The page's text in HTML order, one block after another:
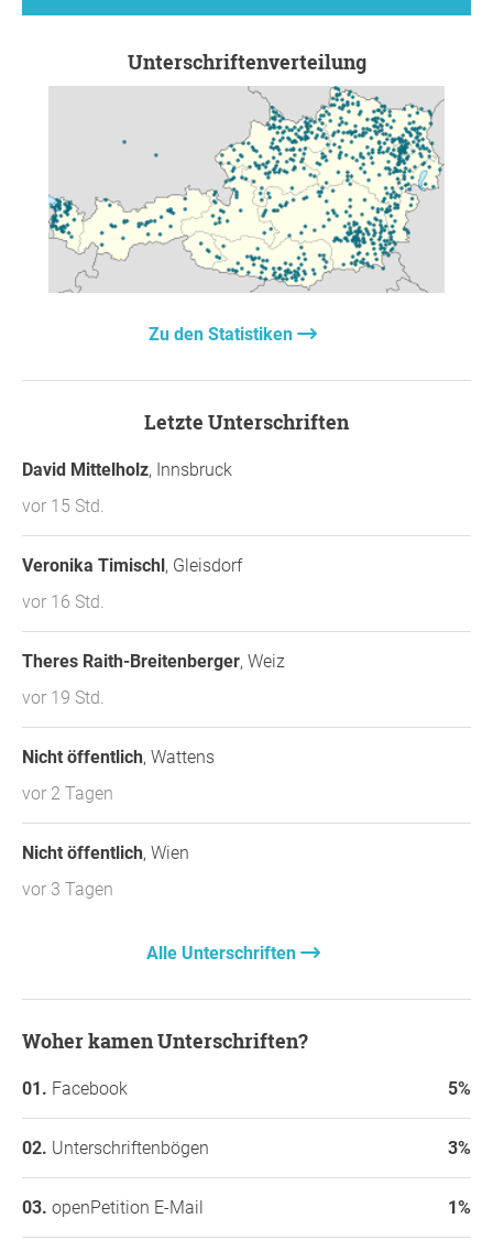
Unterschriftenverteilung
Zu den Statistiken
Letzte Unterschriften
David Mittelholz, Innsbruck
vor 15 Std.
Veronika Timischl , Gleisdorf
vor 16 Std.
Theres Raith-Breitenberger, Weiz
vor 19 Std.
Nicht öffentlich, Wattens
vor 2 Tagen
Nicht öffentlich, Wien
vor 3 Tagen
Alle Unterschriften
Woher kamen Unterschriften?
Facebook 5%
Unterschriftenbögen 3%
openPetition E-Mail 1%